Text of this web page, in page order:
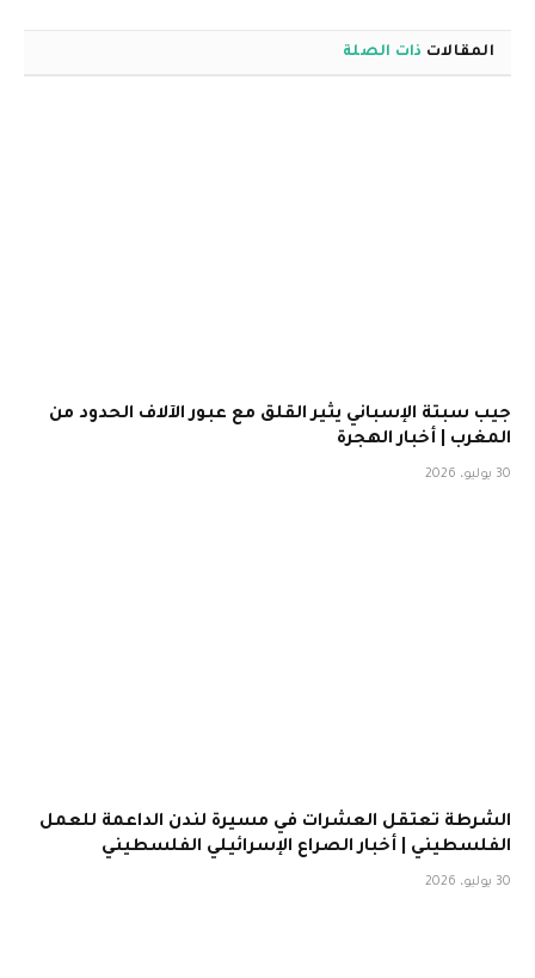
المقالات ذات الصلة
جيب سبتة الإسباني يثير القلق مع عبور الآلاف الحدود من
المغرب | أخبار الهجرة
30 يوليو، 2026
الشرطة تعتقل العشرات في مسيرة لندن الداعمة للعمل
الفلسطيني | أخبار الصراع الإسرائيلي الفلسطيني
30 يوليو، 2026